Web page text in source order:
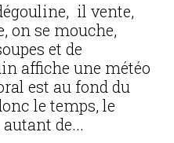
il vente,
on se mouche,
et de
affiche une météo
est au fond du
le temps, le
de...